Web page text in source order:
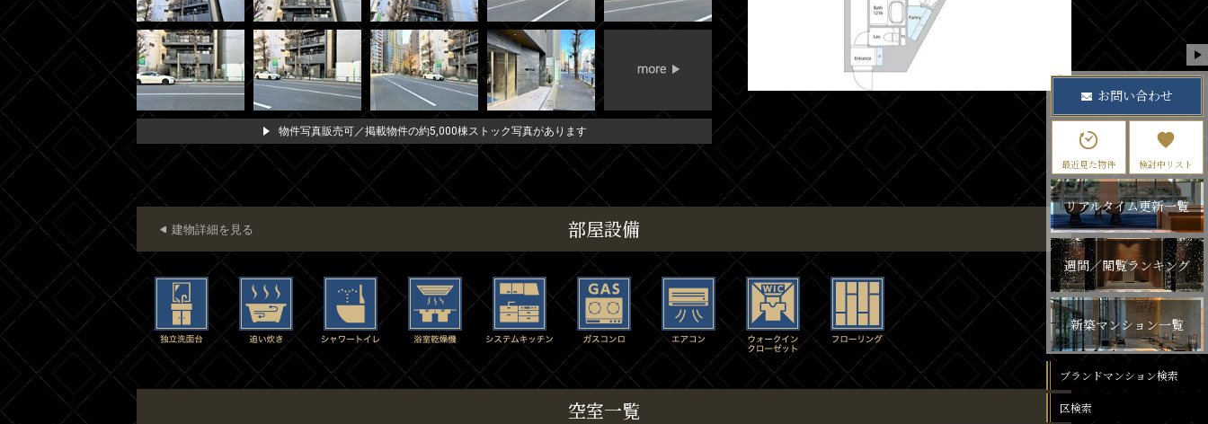
物件写真販売可／掲載物件の約5,000棟ストック写真があります
部屋設備
建物詳細を見る
空室一覧
お問い合わせ
最近見た物件 検討中リスト
リアルタイム更新一覧
週間／閲覧ランキング
新築マンション一覧
ブランドマンション検索
区検索